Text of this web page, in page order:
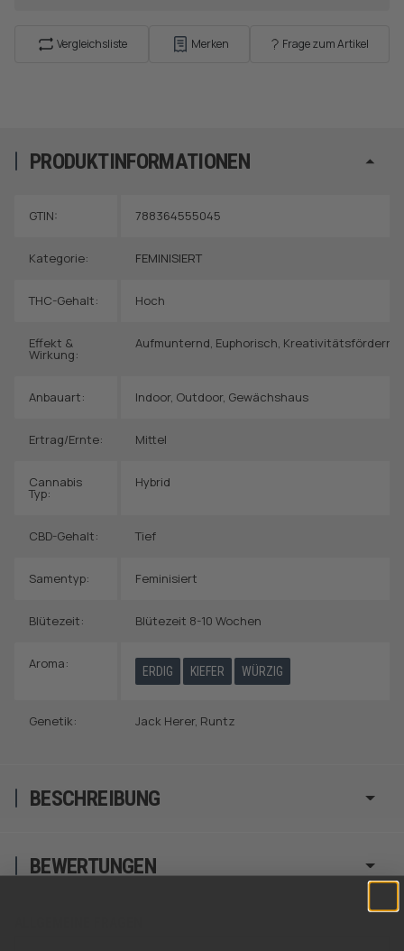
Vergleichsliste Merken Frage zum Artikel
PRODUKTINFORMATIONEN
GTIN: 788364555045
Kategorie: FEMINISIERT
THC-Gehalt: Hoch
Effekt &
Wirkung:
Aufmunternd, Euphorisch, Kreativitätsfördern
Anbauart: Indoor, Outdoor, Gewächshaus
Ertrag/Ernte: Mittel
Cannabis
Typ:
Hybrid
CBD-Gehalt: Tief
Samentyp: Feminisiert
Blütezeit: Blütezeit 8-10 Wochen
Aroma: ERDIG KIEFER WÜRZIG
Genetik: Jack Herer, Runtz
BESCHREIBUNG
BEWERTUNGEN